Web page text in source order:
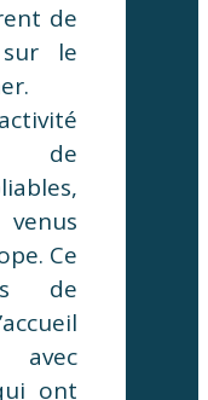
de
le
de
Ce
de
ont